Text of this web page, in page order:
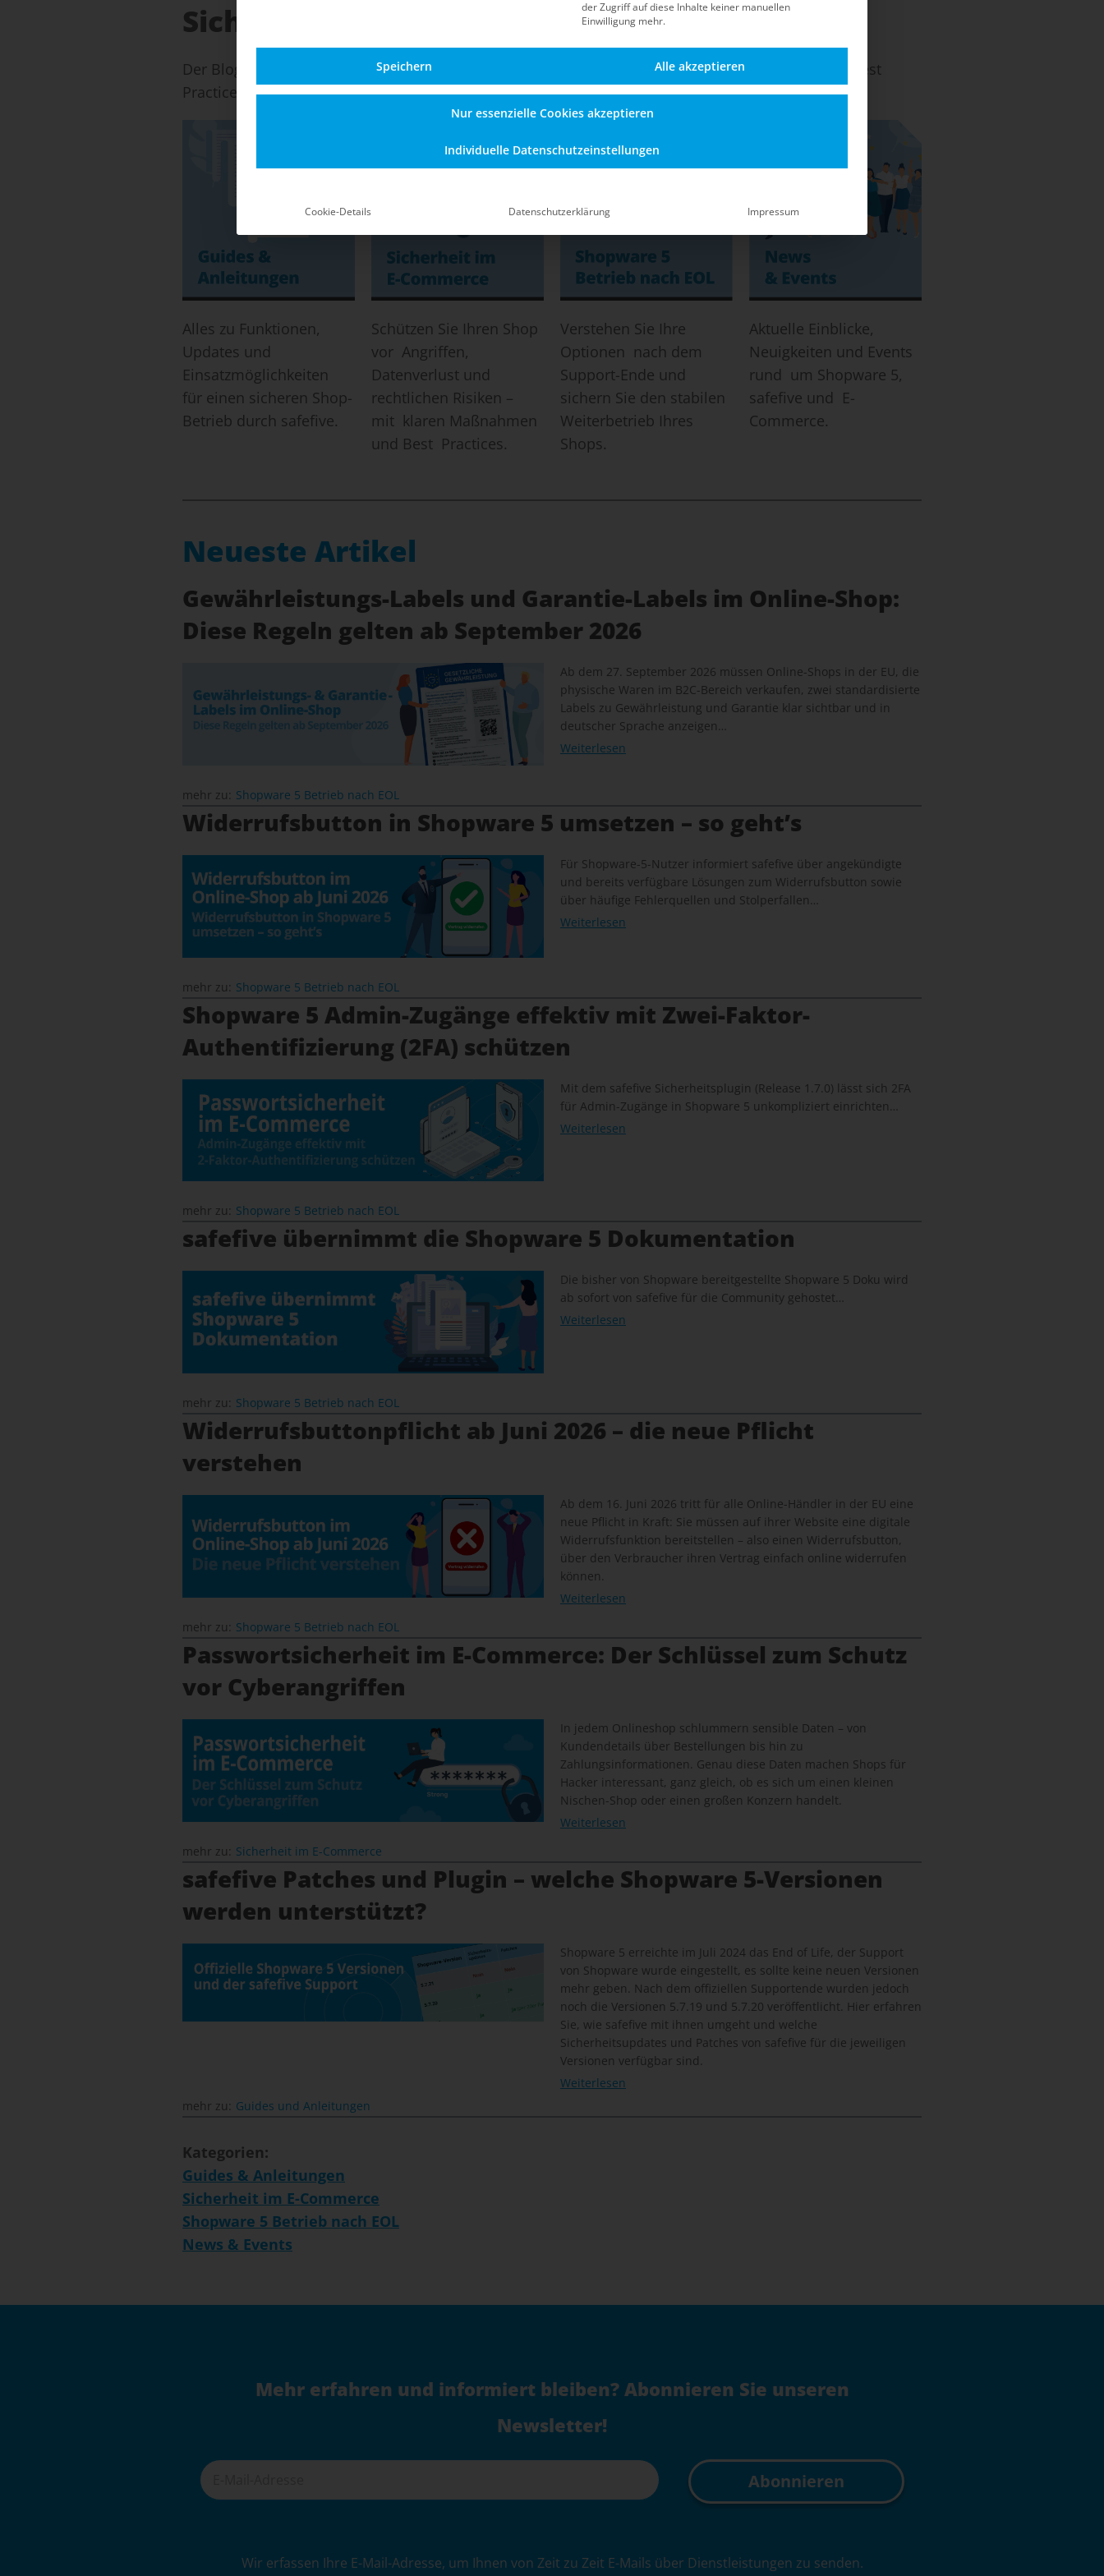
Sicherheits-Blog
Der Blog für Shopware 5: Informationen zu Sicherheit, Updates, dem Betrieb nach dem EOL und Best
Practices für einen stabilen Shopware-5-Shop – auch nach dem offiziellen End-of-Life.
Alles zu Funktionen,
Updates und
Einsatzmöglichkeiten
für einen sicheren Shop-
Betrieb durch safefive.
Schützen Sie Ihren Shop
vor Angriffen,
Datenverlust und
rechtlichen Risiken –
mit klaren Maßnahmen
und Best Practices.
Verstehen Sie Ihre
Optionen nach dem
Support-Ende und
sichern Sie den stabilen
Weiterbetrieb Ihres
Shops.
Aktuelle Einblicke,
Neuigkeiten und Events
rund um Shopware 5,
safefive und E-
Commerce.
Neueste Artikel
Gewährleistungs-Labels und Garantie-Labels im Online-Shop:
Diese Regeln gelten ab September 2026
Ab dem 27. September 2026 müssen Online-Shops in der EU, die
physische Waren im B2C-Bereich verkaufen, zwei standardisierte
Labels zu Gewährleistung und Garantie klar sichtbar und in
deutscher Sprache anzeigen…
Weiterlesen
mehr zu: Shopware 5 Betrieb nach EOL
Widerrufsbutton in Shopware 5 umsetzen – so geht’s
Für Shopware-5-Nutzer informiert safefive über angekündigte
und bereits verfügbare Lösungen zum Widerrufsbutton sowie
über häufige Fehlerquellen und Stolperfallen…
Weiterlesen
mehr zu: Shopware 5 Betrieb nach EOL
Shopware 5 Admin-Zugänge effektiv mit Zwei-Faktor-
Authentifizierung (2FA) schützen
Mit dem safefive Sicherheitsplugin (Release 1.7.0) lässt sich 2FA
für Admin-Zugänge in Shopware 5 unkompliziert einrichten…
Weiterlesen
mehr zu: Shopware 5 Betrieb nach EOL
safefive übernimmt die Shopware 5 Dokumentation
Die bisher von Shopware bereitgestellte Shopware 5 Doku wird
ab sofort von safefive für die Community gehostet…
Weiterlesen
mehr zu: Shopware 5 Betrieb nach EOL
Widerrufsbuttonpflicht ab Juni 2026 – die neue Pflicht
verstehen
Ab dem 16. Juni 2026 tritt für alle Online-Händler in der EU eine
neue Pflicht in Kraft: Sie müssen auf ihrer Website eine digitale
Widerrufsfunktion bereitstellen – also einen Widerrufsbutton,
über den Verbraucher ihren Vertrag einfach online widerrufen
können.
Weiterlesen
mehr zu: Shopware 5 Betrieb nach EOL
Passwortsicherheit im E-Commerce: Der Schlüssel zum Schutz
vor Cyberangriffen
In jedem Onlineshop schlummern sensible Daten – von
Kundendetails über Bestellungen bis hin zu
Zahlungsinformationen. Genau diese Daten machen Shops für
Hacker interessant, ganz gleich, ob es sich um einen kleinen
Nischen-Shop oder einen großen Konzern handelt.
Weiterlesen
mehr zu: Sicherheit im E-Commerce
safefive Patches und Plugin – welche Shopware 5-Versionen
werden unterstützt?
Shopware 5 erreichte im Juli 2024 das End of Life, der Support
von Shopware wurde eingestellt, es sollte keine neuen Versionen
mehr geben. Nach dem offiziellen Supportende wurden jedoch
noch die Versionen 5.7.19 und 5.7.20 veröffentlicht. Hier erfahren
Sie, wie safefive mit ihnen umgeht und welche
Sicherheitsupdates und Patches von safefive für die jeweiligen
Versionen verfügbar sind.
Weiterlesen
mehr zu: Guides und Anleitungen
Kategorien:
Guides & Anleitungen
Sicherheit im E-Commerce
Shopware 5 Betrieb nach EOL
News & Events
Mehr erfahren und informiert bleiben? Abonnieren Sie unseren
Newsletter!
Wir erfassen Ihre E-Mail-Adresse, um Ihnen von Zeit zu Zeit E-Mails über Dienstleistungen zu senden.
der Zugriff auf diese Inhalte keiner manuellen
Einwilligung mehr.
Speichern Alle akzeptieren
Nur essenzielle Cookies akzeptieren
Individuelle Datenschutzeinstellungen
Cookie-Details Datenschutzerklärung Impressum